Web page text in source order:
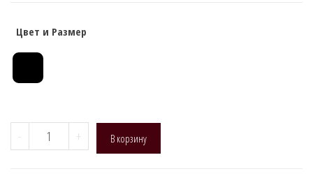
Цвет и Размер
-
Количество
товара
+ В корзину